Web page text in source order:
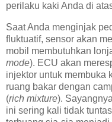
perilaku kaki Anda di
Saat Anda menginjak
fluktuatif, sensor akan
mobil membutuhkan
mode). ECU akan
injektor untuk membuka
ruang bakar dengan
(rich mixture).
ini sering kali tidak